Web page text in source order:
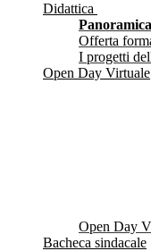
Didattica
Panoramica
Offerta
I progetti
Open Day Virtuale
Open Day
Bacheca sindacale